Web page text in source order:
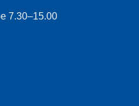
7.30–15.00